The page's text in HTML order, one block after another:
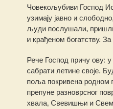
Човекољубиви Господ
узимају јавно и
људи послушали,
и крађеном богатству.
Рече Господ причу ову:
сабрати летине своје.
поља покривена родном
препуне разноврсног
хвала, Свевишњи и